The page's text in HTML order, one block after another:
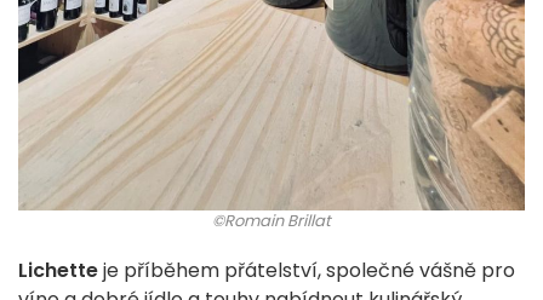
©Romain Brillat
Lichetteje příběhem přátelství, společné vášně pro